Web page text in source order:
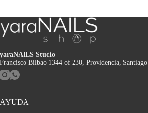
yaraNAILS Studio
Francisco Bilbao 1344 of 230, Providencia, Santiago
AYUDA